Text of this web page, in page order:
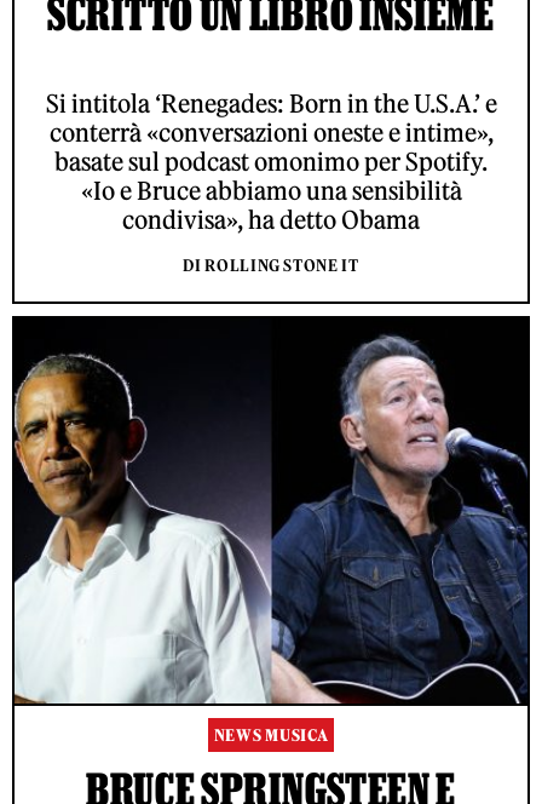
SCRITTO UN LIBRO INSIEME
Si intitola ‘Renegades: Born in the U.S.A.’ e
conterrà «conversazioni oneste e intime»,
basate sul podcast omonimo per Spotify.
«Io e Bruce abbiamo una sensibilità
condivisa», ha detto Obama
DI ROLLING STONE IT
NEWS MUSICA
BRUCE SPRINGSTEEN E